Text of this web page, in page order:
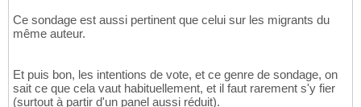
Ce sondage est aussi pertinent que celui sur les migrants du
même auteur.
Et puis bon, les intentions de vote, et ce genre de sondage, on
sait ce que cela vaut habituellement, et il faut rarement s'y fier
(surtout à partir d'un panel aussi réduit).